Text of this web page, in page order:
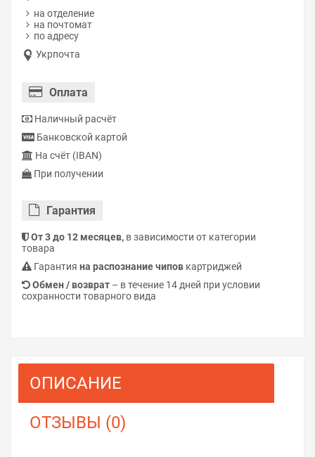
на отделение
на почтомат
по адресу
Укрпочта
Оплата
Наличный расчёт
Банковской картой
На счёт (IBAN)
При получении
Гарантия
От 3 до 12 месяцев, в зависимости от категории
товара
Гарантия на распознание чипов картриджей
Обмен / возврат – в течение 14 дней при условии
сохранности товарного вида
ОПИСАНИЕ
ОТЗЫВЫ (0)